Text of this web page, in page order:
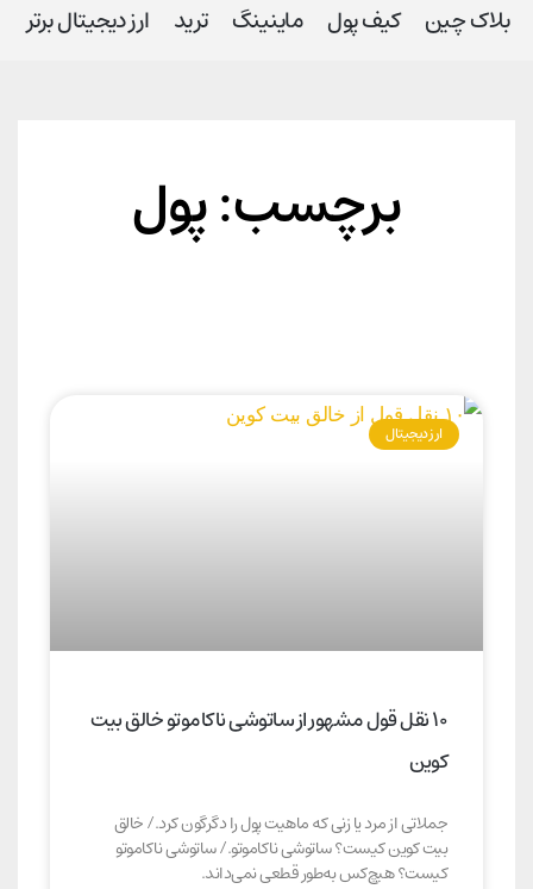
بلاک‌ چین
کیف پول ماینینگ ترید ارز دیجیتال برتر
برچسب: پول
ارز دیجیتال
۱۰ نقل‌ قول مشهور از ساتوشی ناکاموتو خالق بیت
کوین
جملاتی از مرد یا زنی که ماهیت پول را دگرگون کرد./ خالق
بیت کوین کیست؟ ساتوشی ناکاموتو./ ساتوشی ناکاموتو
کیست؟ هیچ‌کس به‌طور قطعی نمی‌داند.